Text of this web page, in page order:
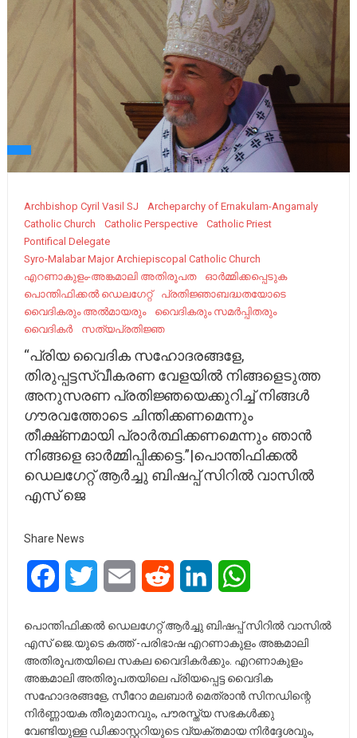
Archbishop Cyril Vasil SJ
Archeparchy of Ernakulam-Angamaly
Catholic Church
Catholic Perspective
Catholic Priest
Pontifical Delegate
Syro-Malabar Major Archiepiscopal Catholic Church
എറണാകുളം-അങ്കമാലി അതിരൂപത
ഓർമ്മിക്കപ്പെടുക
പൊന്തിഫിക്കൽ ഡെലഗേറ്റ്
പ്രതിജ്ഞാബദ്ധതയോടെ
വൈദികരും അല്‍മായരും
വൈദികരും സമര്‍പ്പിതരും
വൈദികർ
സത്യപ്രതിജ്ഞ
“പ്രിയ വൈദിക സഹോദരങ്ങളേ,
തിരുപ്പട്ടസ്വീകരണ വേളയിൽ നിങ്ങളെടുത്ത
അനുസരണ പ്രതിജ്ഞയെക്കുറിച്ച് നിങ്ങൾ
ഗൗരവത്തോടെ ചിന്തിക്കണമെന്നും
തീക്ഷ്‌ണമായി പ്രാർത്ഥിക്കണമെന്നും ഞാൻ
നിങ്ങളെ ഓർമ്മിപ്പിക്കട്ടെ.”|പൊന്തിഫിക്കൽ
ഡെലഗേറ്റ് ആർച്ചു ബിഷപ്പ് സിറിൽ വാസിൽ
എസ് ജെ
Share News
FacebookTwitter Email Reddit LinkedIn
പൊന്തിഫിക്കൽ ഡെലഗേറ്റ് ആർച്ചു ബിഷപ്പ് സിറിൽ വാസിൽ
എസ് ജെ.യുടെ കത്ത് -പരിഭാഷ എറണാകുളം അങ്കമാലി
അതിരൂപതയിലെ സകല വൈദികർക്കും. എറണാകുളം
അങ്കമാലി അതിരൂപതയിലെ പ്രിയപ്പെട്ട വൈദിക
സഹോദരങ്ങളേ, സീറോ മലബാർ മെത്രാന്‍ സിനഡിന്റെ
നിർണ്ണായക തീരുമാനവും, പൗരസ്ത്യ സഭകള്‍ക്കു
വേണ്ടിയുള്ള ഡിക്കാസ്റ്ററിയുടെ വ്യക്തമായ നിർദ്ദേശവും,